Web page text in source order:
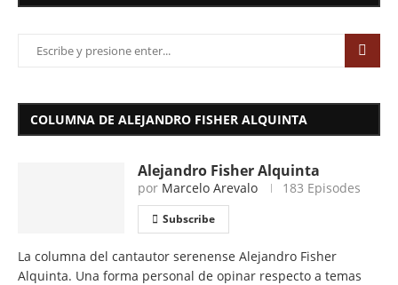
COLUMNA DE ALEJANDRO FISHER ALQUINTA
Alejandro Fisher Alquinta
por Marcelo Arevalo 183 Episodes
Subscribe
La columna del cantautor serenense Alejandro Fisher
Alquinta. Una forma personal de opinar respecto a temas